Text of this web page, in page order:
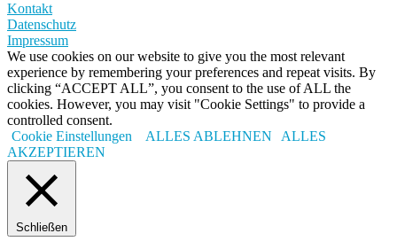
Kontakt
Datenschutz
Impressum
We use cookies on our website to give you the most relevant
experience by remembering your preferences and repeat visits. By
clicking “ACCEPT ALL”, you consent to the use of ALL the
cookies. However, you may visit "Cookie Settings" to provide a
controlled consent.
Cookie Einstellungen
ALLES ABLEHNEN
ALLES
AKZEPTIEREN
Schließen